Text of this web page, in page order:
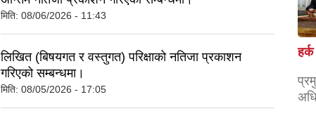
मिति: 08/06/2026 - 11:43
लिखित (बिषयगत र वस्तुगत) परिक्षाको नतिजा प्रकाशन
गरिएको सम्बन्धमा।
मिति: 08/05/2026 - 17:05